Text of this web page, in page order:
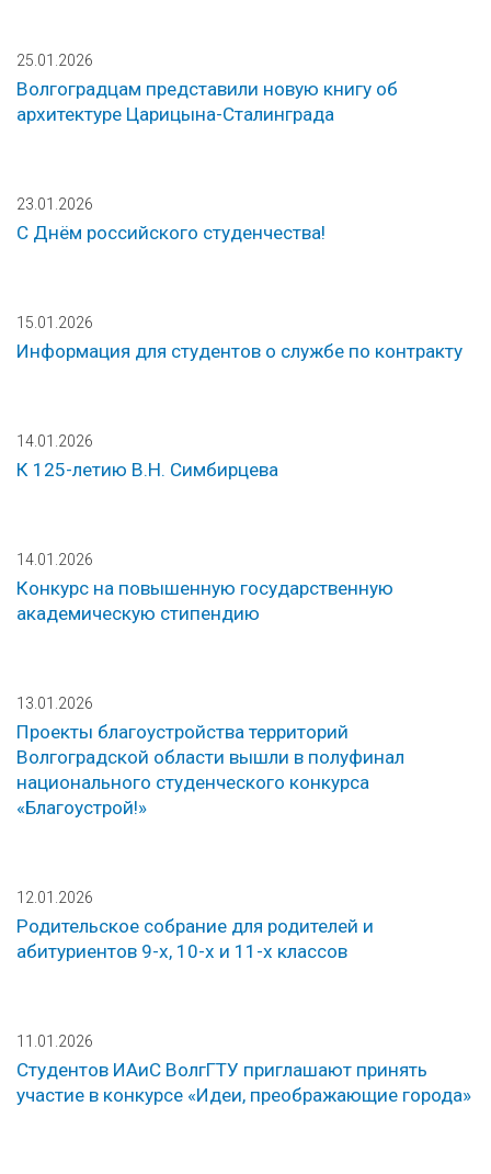
25.01.2026
Волгоградцам представили новую книгу об
архитектуре Царицына-Сталинграда
23.01.2026
С Днём российского студенчества!
15.01.2026
Информация для студентов о службе по контракту
14.01.2026
К 125-летию В.Н. Симбирцева
14.01.2026
Конкурс на повышенную государственную
академическую стипендию
13.01.2026
Проекты благоустройства территорий
Волгоградской области вышли в полуфинал
национального студенческого конкурса
«Благоустрой!»
12.01.2026
Родительское собрание для родителей и
абитуриентов 9-х, 10-х и 11-х классов
11.01.2026
Студентов ИАиС ВолгГТУ приглашают принять
участие в конкурсе «Идеи, преображающие города»